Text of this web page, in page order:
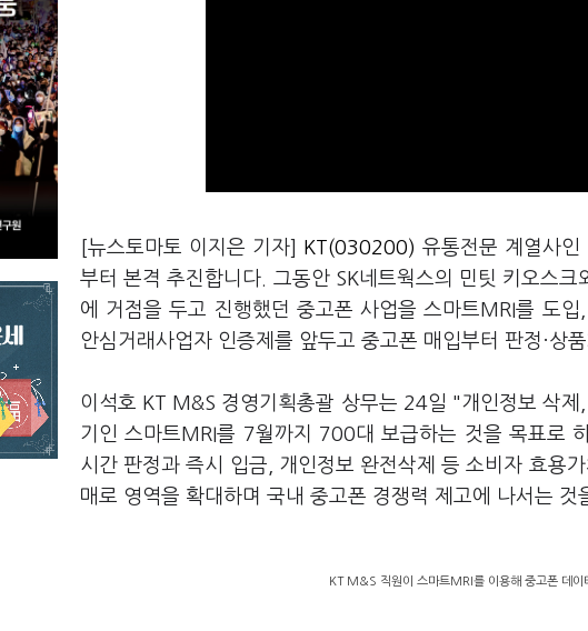
[뉴스토마토 이지은 기자] KT(030200) 유통전문 계열사
부터 본격 추진합니다. 그동안 SK네트웍스의 민팃 키오스
에 거점을 두고 진행했던 중고폰 사업을 스마트MRI를 도
안심거래사업자 인증제를 앞두고 중고폰 매입부터 판정·상
이석호 KT M&S 경영기획총괄 상무는 24일 "개인정보 삭
기인 스마트MRI를 7월까지 700대 보급하는 것을 목표로
시간 판정과 즉시 입금, 개인정보 완전삭제 등 소비자 효용
매로 영역을 확대하며 국내 중고폰 경쟁력 제고에 나서는 것
KT M&S 직원이 스마트MRI를 이용해 중고폰 데